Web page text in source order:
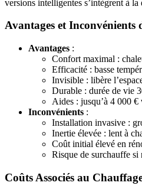
versions intelligentes s’intègrent à la
Avantages et Inconvénients
Avantages :
Confort maximal :
Efficacité : basse
Invisible : libère
Durable : durée de vie
Aides : jusqu’à 4 000
Inconvénients :
Installation invasive :
Inertie élevée : lent à
Coût initial élevé en
Risque de surchauffe si
Coûts Associés au